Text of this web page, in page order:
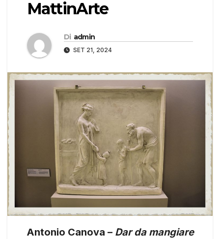
MattinArte
Di admin
SET 21, 2024
Antonio Canova – Dar da mangiare